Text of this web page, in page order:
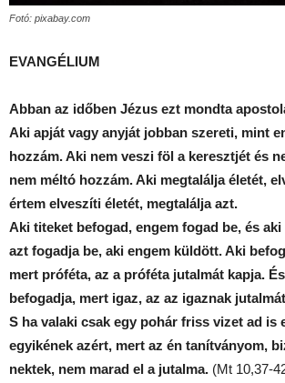
Fotó: pixabay.com
EVANGÉLIUM
Abban az időben Jézus ezt mondta
Aki apját vagy anyját jobban szereti, mint
hozzám. Aki nem veszi föl a keresztjét és
nem méltó hozzám. Aki megtalálja életét,
értem elveszíti életét, megtalálja azt.
Aki titeket befogad, engem fogad be, és
azt fogadja be, aki engem küldött. Aki
mert próféta, az a próféta jutalmát kapja.
befogadja, mert igaz, az az igaznak
S ha valaki csak egy pohár friss vizet ad is
egyikének azért, mert az én tanítványom,
nektek, nem marad el a jutalma. (Mt 10,37-